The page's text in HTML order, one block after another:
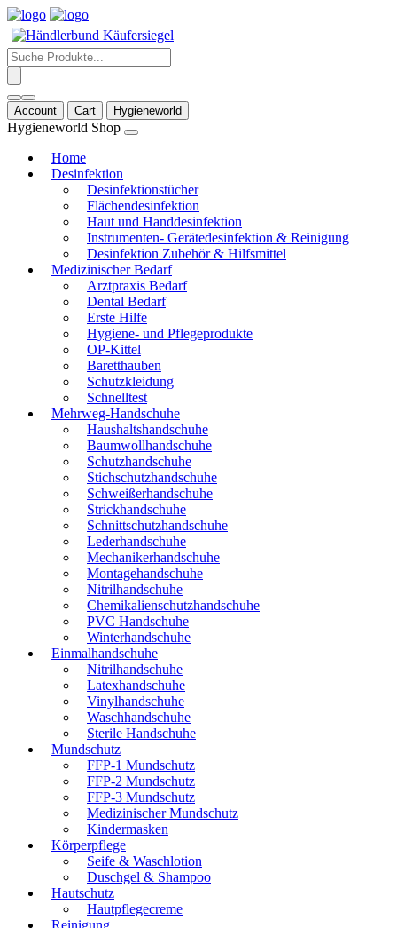
Products
search
Account Cart Hygieneworld
Hygieneworld Shop
Home
Desinfektion
Desinfektionstücher
Flächendesinfektion
Haut und Handdesinfektion
Instrumenten- Gerätedesinfektion & Reinigung
Desinfektion Zubehör & Hilfsmittel
Medizinischer Bedarf
Arztpraxis Bedarf
Dental Bedarf
Erste Hilfe
Hygiene- und Pflegeprodukte
OP-Kittel
Baretthauben
Schutzkleidung
Schnelltest
Mehrweg-Handschuhe
Haushaltshandschuhe
Baumwollhandschuhe
Schutzhandschuhe
Stichschutzhandschuhe
Schweißerhandschuhe
Strickhandschuhe
Schnittschutzhandschuhe
Lederhandschuhe
Mechanikerhandschuhe
Montagehandschuhe
Nitrilhandschuhe
Chemikalienschutzhandschuhe
PVC Handschuhe
Winterhandschuhe
Einmalhandschuhe
Nitrilhandschuhe
Latexhandschuhe
Vinylhandschuhe
Waschhandschuhe
Sterile Handschuhe
Mundschutz
FFP-1 Mundschutz
FFP-2 Mundschutz
FFP-3 Mundschutz
Medizinischer Mundschutz
Kindermasken
Körperpflege
Seife & Waschlotion
Duschgel & Shampoo
Hautschutz
Hautpflegecreme
Reinigung